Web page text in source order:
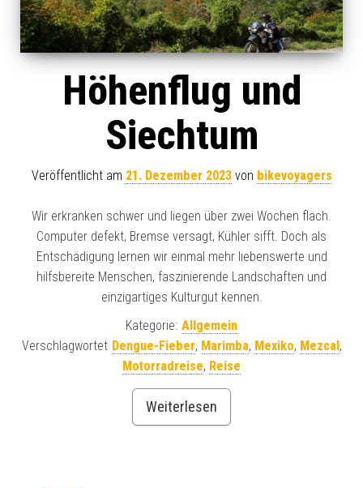
Höhenflug und
Siechtum
Veröffentlicht am 21. Dezember 2023von bikevoyagers
Wir erkranken schwer und liegen über zwei Wochen flach.
Computer defekt, Bremse versagt, Kühler sifft. Doch als
Entschädigung lernen wir einmal mehr liebenswerte und
hilfsbereite Menschen, faszinierende Landschaften und
einzigartiges Kulturgut kennen.
Kategorie: Allgemein
Verschlagwortet Dengue-Fieber, Marimba, Mexiko, Mezcal,
Motorradreise, Reise
Weiterlesen